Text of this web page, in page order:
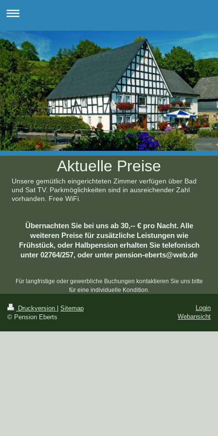
Aktuelle Preise
Unsere gemütlich eingerichteten Zimmer verfügen über Bad
und Sat TV. Parkmöglichkeiten sind in ausreichender Zahl
vorhanden. Free WiFi.
Übernachten Sie bei uns ab 30,-- € pro Nacht. Alle
weiteren Preise für zusätzliche Leistungen wie
Frühstück, oder Halbpension erhalten Sie telefonisch
unter 02764/257, oder unter pension-eberts@web.de
Für langfristige oder gewerbliche Buchungen kontaktieren Sie uns bitte
für eine individuelle Kondition.
Druckversion | Sitemap
© Pension Eberts
Login
Webansicht